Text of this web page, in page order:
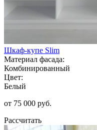
Шкаф-купе Slim
Материал фасада:
Комбинированный
Цвет:
Белый
от 75 000 руб.
Рассчитать